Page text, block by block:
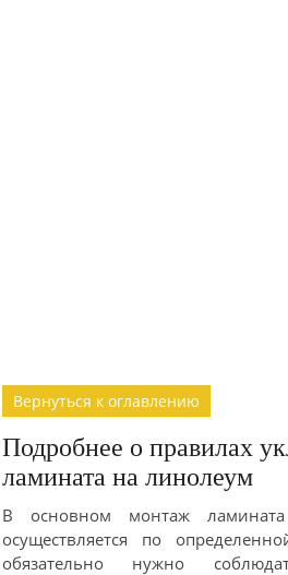
Вернуться к оглавлению
Подробнее о правилах
ламината на линолеум
В основном монтаж
осуществляется по
обязательно нужно